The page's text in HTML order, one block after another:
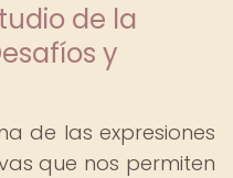
de la
y
de las expresiones
que nos permiten